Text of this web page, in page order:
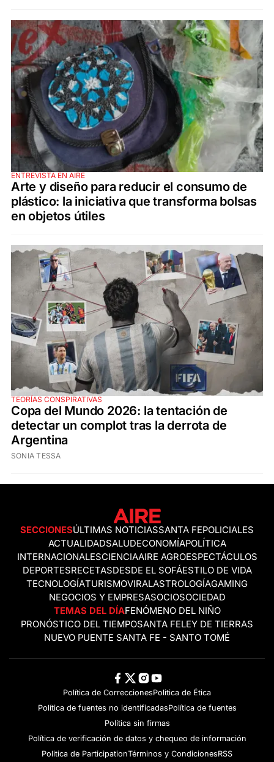
ENTREVISTA EN AIRE
Arte y diseño para reducir el consumo de
plástico: la iniciativa que transforma bolsas
en objetos útiles
TEORÍAS CONSPIRATIVAS
Copa del Mundo 2026: la tentación de
detectar un complot tras la derrota de
Argentina
SONIA TESSA
SECCIONESÚLTIMAS NOTICIASSANTA FEPOLICIALES
ACTUALIDADSALUDECONOMÍAPOLÍTICA
INTERNACIONALESCIENCIAAIRE AGROESPECTÁCULOS
DEPORTESRECETASDESDE EL SOFÁESTILO DE VIDA
TECNOLOGÍATURISMOVIRALASTROLOGÍAGAMING
NEGOCIOS Y EMPRESASOCIOSOCIEDAD
TEMAS DEL DÍAFENÓMENO DEL NIÑO
PRONÓSTICO DEL TIEMPOSANTA FELEY DE TIERRAS
NUEVO PUENTE SANTA FE - SANTO TOMÉ
Política de CorreccionesPolitica de Ética
Política de fuentes no identificadasPolítica de fuentes
Política sin firmas
Política de verificación de datos y chequeo de información
Politica de ParticipationTérminos y CondicionesRSS